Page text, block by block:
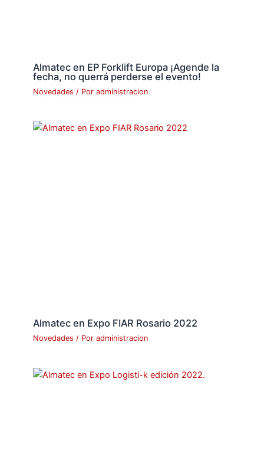
Almatec en EP Forklift Europa ¡Agende la
fecha, no querrá perderse el evento!
Novedades / Poradministracion
Almatec en Expo FIAR Rosario 2022
Novedades / Poradministracion